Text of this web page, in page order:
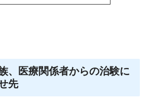
、医療関係者からの治験に
先